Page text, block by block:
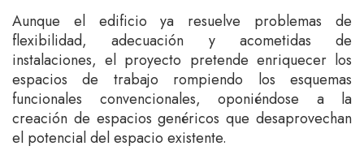
Aunque el edificio ya resuelve problemas de
flexibilidad, adecuación y acometidas de
instalaciones, el proyecto pretende enriquecer los
espacios de trabajo rompiendo los esquemas
funcionales convencionales, oponiéndose a la
creación de espacios genéricos que desaprovechan
el potencial del espacio existente.